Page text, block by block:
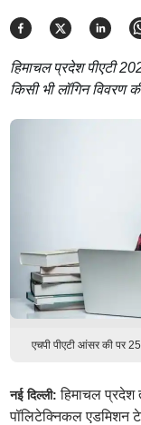
हिमाचल प्रदेश पीएटी
किसी भी लॉगिन विवरण
एचपी पीएटी आंसर की पर
नई दिल्ली:हिमाचल प्रदेश
पॉलिटेक्निकल एडमिशन